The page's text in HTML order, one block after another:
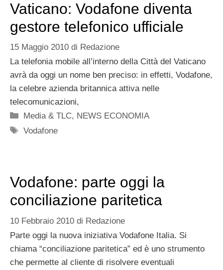
Vaticano: Vodafone diventa
gestore telefonico ufficiale
15 Maggio 2010 di Redazione
La telefonia mobile all’interno della Città del Vaticano
avrà da oggi un nome ben preciso: in effetti, Vodafone,
la celebre azienda britannica attiva nelle
telecomunicazioni,
Categorie
Media & TLC, NEWS ECONOMIA
Tag
Vodafone
Vodafone: parte oggi la
conciliazione paritetica
10 Febbraio 2010 di Redazione
Parte oggi la nuova iniziativa Vodafone Italia. Si
chiama “conciliazione paritetica” ed è uno strumento
che permette al cliente di risolvere eventuali